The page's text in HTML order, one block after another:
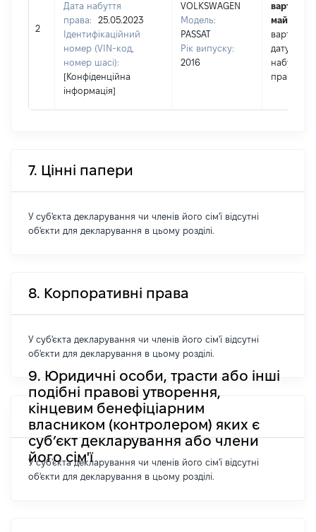
2
Дата набуття
права:
25.05.2023
Ідентифікаційний
номер (VIN-код,
номер шасі):
[Конфіденційна
інформація]
VOLKSWAGEN
Модель:
PASSAT
Рік випуску:
2016
вартості
майна:
вартість
дату
набуття
права
7. Цінні папери
У суб'єкта декларування чи членів його сім'ї відсутні
об'єкти для декларування в цьому розділі.
8. Корпоративні права
У суб'єкта декларування чи членів його сім'ї відсутні
об'єкти для декларування в цьому розділі.
9. Юридичні особи, трасти або інші
подібні правові утворення,
кінцевим бенефіціарним
власником (контролером) яких є
суб’єкт декларування або члени
його сім'ї
У суб'єкта декларування чи членів його сім'ї відсутні
об'єкти для декларування в цьому розділі.